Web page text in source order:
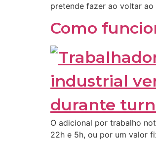
pretende fazer ao voltar
Como
O adicional por trabalho
22h e 5h, ou por um valor